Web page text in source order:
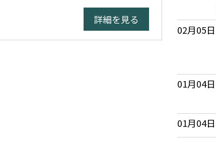
詳細を見る
02月05日
01月04日
01月04日